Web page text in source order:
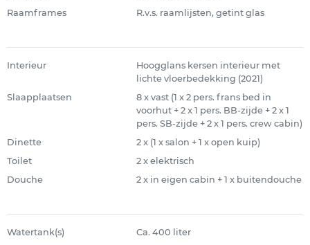
Raamframes
R.v.s. raamlijsten, getint glas
Interieur
Hoogglans kersen interieur met
lichte vloerbedekking (2021)
Slaapplaatsen
8 x vast (1 x 2 pers. frans bed in
voorhut + 2 x 1 pers. BB-zijde + 2 x 1
pers. SB-zijde + 2 x 1 pers. crew cabin)
Dinette
2 x (1 x salon + 1 x open kuip)
Toilet
2 x elektrisch
Douche
2 x in eigen cabin + 1 x buitendouche
Watertank(s)
Ca. 400 liter